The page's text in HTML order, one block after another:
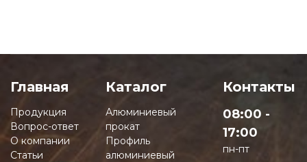
Главная
Продукция
Вопрос-ответ
О компании
Статьи
Каталог
Алюминиевый
прокат
Профиль
алюминиевый
Контакты
08:00 -
17:00
пн-пт